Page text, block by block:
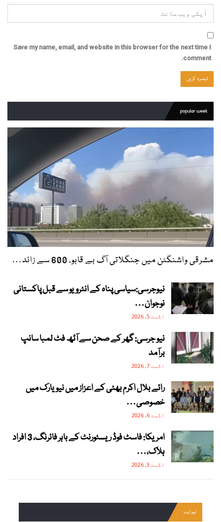
Save my name, email, and website in this browser for the next time I
comment.
popular week
مشرقی واشنگٹن میں جنگلاتی آگ بے قابو، 600 سے زائد…
نیوجرسی:سیاسی پناہ کے انٹرویو سے قبل پاکستانی
نوجوان…
اگست 5, 2026
نیو جرسی: گھر کے صحن سے آٹھ فٹ لمبا سانپ
برآمد
اگست 7, 2026
رائے بلال اکرم بھٹی کے اعزاز میں نیویارک میں
خصوصی…
اگست 6, 2026
امریکا: فاسٹ فوڈ ریسٹورنٹ کے باہر فائرنگ، 3 افراد
ہلاک،…
اگست 3, 2026
نیوز لیٹر